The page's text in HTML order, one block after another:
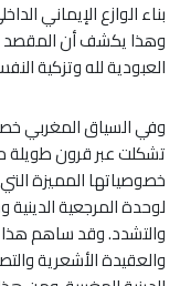
بناء الوازع الإيماني
وهذا يكشف أن
العبودية لله وتزكية
وفي السياق المغربي
تشكلت عبر قرون طويلة
خصوصياتها المميزة
لوحدة المرجعية
والتشدد. وقد ساهم
والعقيدة الأشعرية